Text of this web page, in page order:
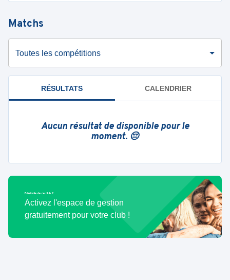
Matchs
Toutes les compétitions
RÉSULTATS CALENDRIER
Aucun résultat de disponible pour le
moment. 😔
Bénévole de ce club ?
Activez l'espace de gestion
gratuitement pour votre club !